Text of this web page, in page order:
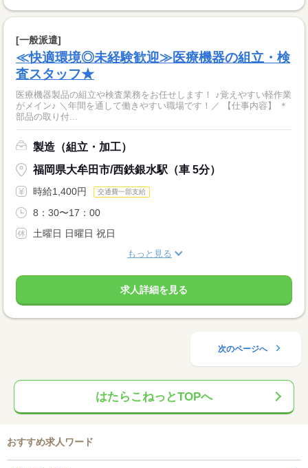
[一般派遣]
≪快適環境◎未経験歓迎≫医療機器の組立・検
査スタッフ★
医療機器製品の組立や検査業務をお任せします！ ♪覚えやすい軽作業
がメイン♪ ＼年間を通して働きやすい職場です！／ 【仕事内容】 ＊
部品の取り付...
製造（組立・加工）
福岡県大牟田市/西鉄銀水駅（車 5分）
時給1,400円 交通費一部支給
8：30〜17：00
土曜日 日曜日 祝日
もっと見る
求人詳細を見る
次のページへ
はたらこねっとTOPへ
おすすめ求人ワード